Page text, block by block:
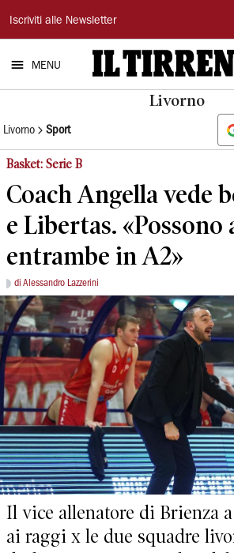
Il
Tirreno
Iscriviti alle Newsletter
MENU
Livorno
Livorno Sport
Basket: Serie B
Coach Angella vede
e Libertas. «Possono
entrambe in A2»
di Alessandro Lazzerini
Il vice allenatore di Brienza
ai raggi x le due squadre